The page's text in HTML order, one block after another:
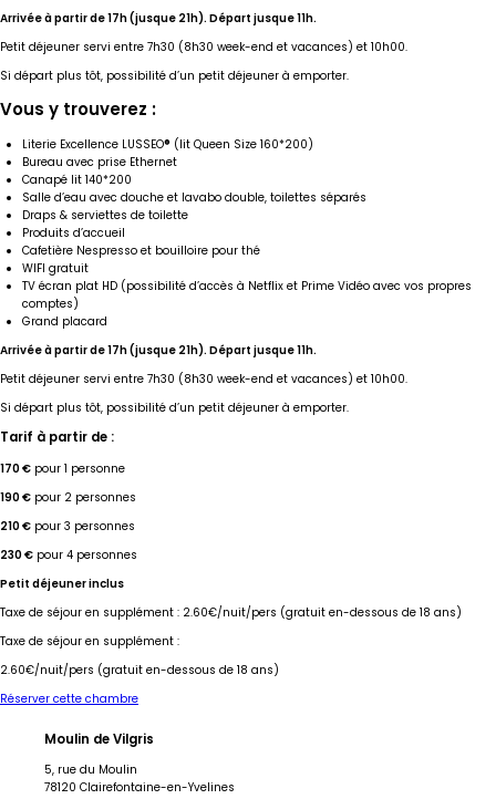
Arrivée à partir de 17h (jusque 21h). Départ jusque 11h.
Petit déjeuner servi entre 7h30 (8h30 week-end et vacances) et 10h00.
Si départ plus tôt, possibilité d’un petit déjeuner à emporter.
Vous y trouverez :
Literie Excellence LUSSEO® (lit Queen Size 160*200)
Bureau avec prise Ethernet
Canapé lit 140*200
Salle d’eau avec douche et lavabo double, toilettes séparés
Draps & serviettes de toilette
Produits d’accueil
Cafetière Nespresso et bouilloire pour thé
WIFI gratuit
TV écran plat HD (possibilité d’accès à Netflix et Prime Vidéo avec vos propres
comptes)
Grand placard
Arrivée à partir de 17h (jusque 21h). Départ jusque 11h.
Petit déjeuner servi entre 7h30 (8h30 week-end et vacances) et 10h00.
Si départ plus tôt, possibilité d’un petit déjeuner à emporter.
Tarif à partir de :
170 € pour 1 personne
190 € pour 2 personnes
210 € pour 3 personnes
230 € pour 4 personnes
Petit déjeuner inclus
Taxe de séjour en supplément : 2.60€/nuit/pers (gratuit en-dessous de 18 ans)
Taxe de séjour en supplément :
2.60€/nuit/pers (gratuit en-dessous de 18 ans)
Réserver cette chambre
Moulin de Vilgris
5, rue du Moulin
78120 Clairefontaine-en-Yvelines